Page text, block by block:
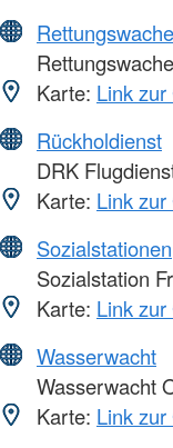
Rettungswache
Karte: Link
Rückholdienst
DRK
Karte: Link
Sozialstationen
Sozialstation
Karte: Link
Wasserwacht
Wasserwacht
Karte: Link